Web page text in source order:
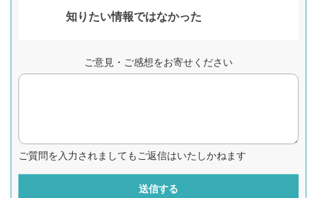
知りたい情報ではなかった
ご意見・ご感想をお寄せください
ご質問を入力されましてもご返信はいたしかねます
送信する